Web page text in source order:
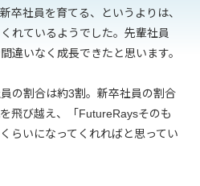
卒社員を育てる、というよりは、
れているようでした。先輩社員
違いなく成長できたと思います。
の割合は約3割。新卒社員の割合
飛び越え、「FutureRaysそのも
らいになってくれればと思ってい